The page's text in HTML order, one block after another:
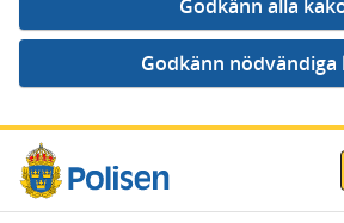
Gå direkt till innehåll